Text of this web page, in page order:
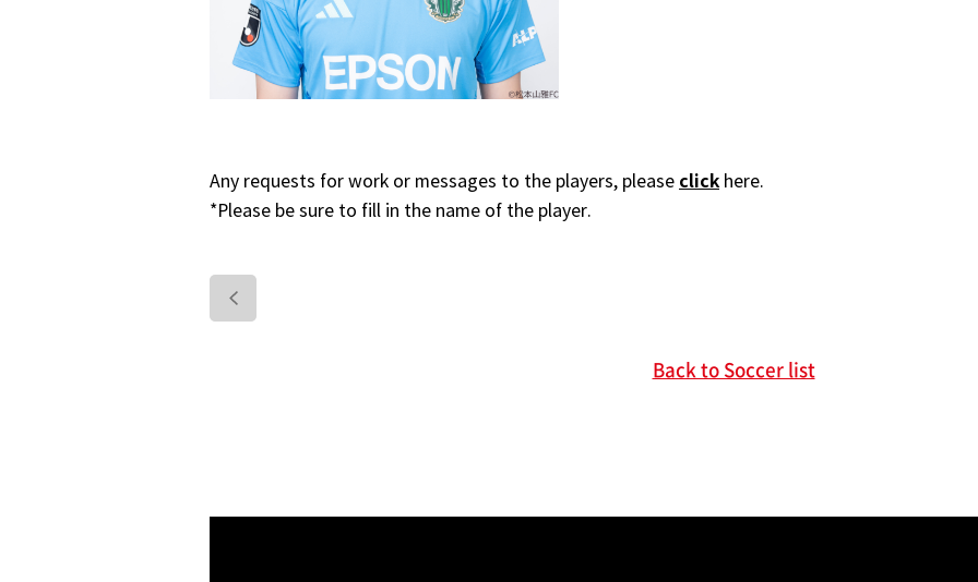
Any requests for work or messages to the players, please clickhere.
*Please be sure to fill in the name of the player.
Back to Soccer list